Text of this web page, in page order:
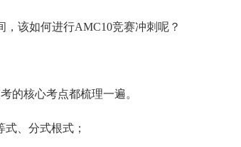
该如何进行AMC10竞赛冲刺呢？
的核心考点都梳理一遍。
、分式根式；